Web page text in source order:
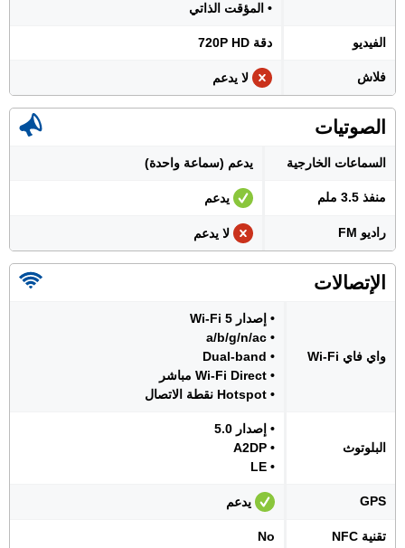
• المؤقت الذاتي
الفيديو دقة 720P HD
فلاش لا يدعم
الصوتيات
السماعات الخارجية يدعم (سماعة واحدة)
منفذ 3.5 ملم يدعم
راديو FM لا يدعم
الإتصالات
واي فاي Wi-Fi
• إصدار Wi-Fi 5
• a/b/g/n/ac
• Dual-band
• Wi-Fi Direct مباشر
• Hotspot نقطة الاتصال
البلوتوث
• إصدار 5.0
• A2DP
• LE
GPS يدعم
تقنية NFC No